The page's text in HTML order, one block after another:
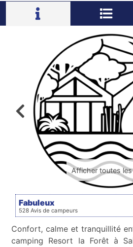
Afficher toutes
Fabuleux
528 Avis de campeurs
Confort, calme et tranquillité
camping Resort la Forêt à